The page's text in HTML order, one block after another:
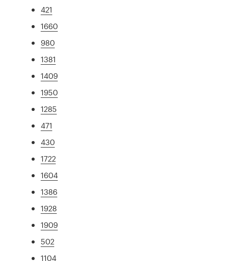
421
1660
980
1381
1409
1950
1285
471
430
1722
1604
1386
1928
1909
502
1104